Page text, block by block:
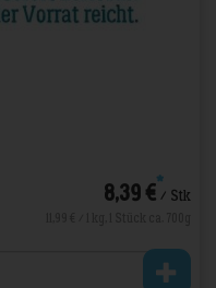
8,39 €*/ Stk